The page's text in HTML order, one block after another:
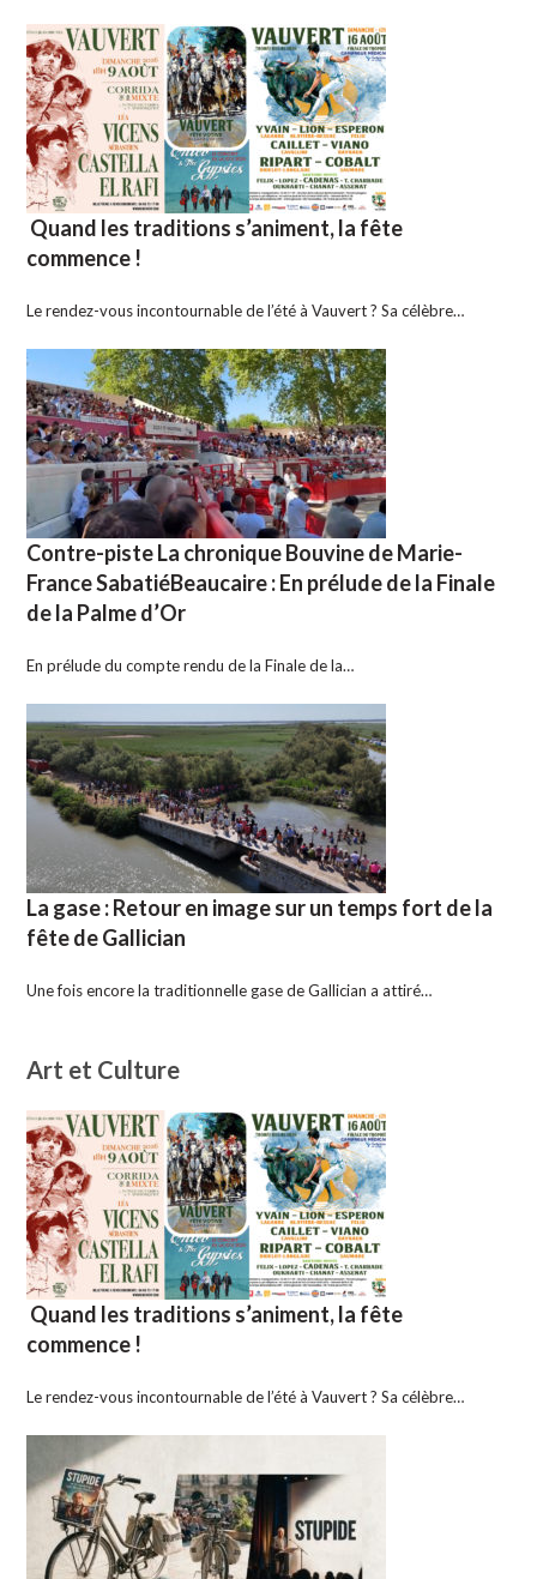
Quand les traditions s’animent, la fête
commence !
Le rendez-vous incontournable de l’été à Vauvert ? Sa célèbre…
Contre-piste La chronique Bouvine de Marie-
France SabatiéBeaucaire : En prélude de la Finale
de la Palme d’Or
En prélude du compte rendu de la Finale de la…
La gase : Retour en image sur un temps fort de la
fête de Gallician
Une fois encore la traditionnelle gase de Gallician a attiré…
Art et Culture
Quand les traditions s’animent, la fête
commence !
Le rendez-vous incontournable de l’été à Vauvert ? Sa célèbre…